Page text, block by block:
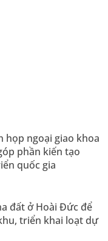
họp ngoại giao khoa
phần kiến tạo
quốc gia
đất ở Hoài Đức để
triển khai loạt dự